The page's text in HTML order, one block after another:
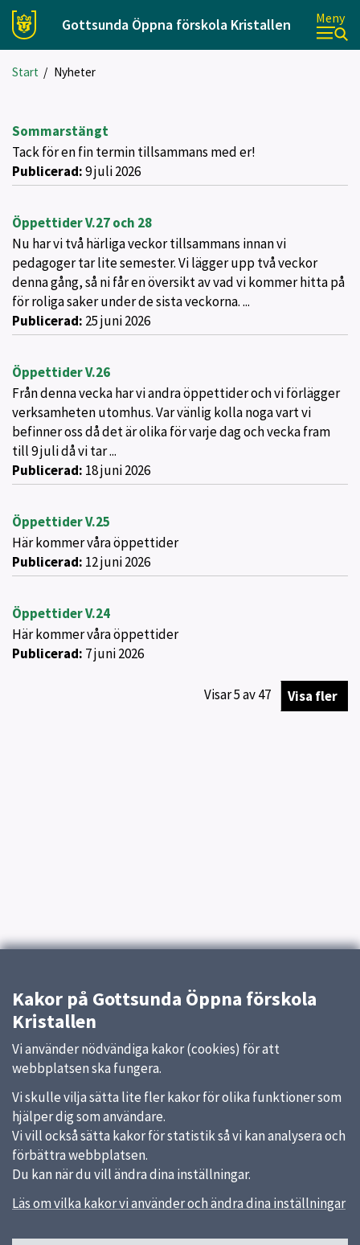
Gottsunda Öppna förskola Kristallen Meny
Start / Nyheter
Sommarstängt
Tack för en fin termin tillsammans med er!
Publicerad:9 juli 2026
Öppettider V.27 och 28
Nu har vi två härliga veckor tillsammans innan vi
pedagoger tar lite semester. Vi lägger upp två veckor
denna gång, så ni får en översikt av vad vi kommer hitta på
för roliga saker under de sista veckorna. ...
Publicerad: 25 juni 2026
Öppettider V.26
Från denna vecka har vi andra öppettider och vi förlägger
verksamheten utomhus. Var vänlig kolla noga vart vi
befinner oss då det är olika för varje dag och vecka fram
till 9 juli då vi tar ...
Publicerad: 18 juni 2026
Öppettider V.25
Här kommer våra öppettider
Publicerad: 12 juni 2026
Öppettider V.24
Här kommer våra öppettider
Publicerad: 7 juni 2026
Visar5av47 Visa fler
Kakor på Gottsunda Öppna förskola
Kristallen
Vi använder nödvändiga kakor (cookies) för att
webbplatsen ska fungera.
Vi skulle vilja sätta lite fler kakor för olika funktioner som
hjälper dig som användare.
Vi vill också sätta kakor för statistik så vi kan analysera och
förbättra webbplatsen.
Du kan när du vill ändra dina inställningar.
Läs om vilka kakor vi använder och ändra dina inställningar